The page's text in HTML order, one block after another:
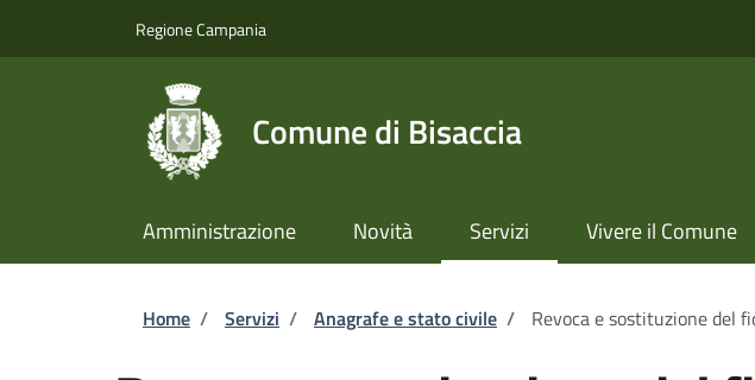
Regione Campania
Comune di Bisaccia
Amministrazione Novità Servizi Vivere il Comune
Briciole di pane
Home / Servizi / Anagrafe e stato civile / Revoca e sostituzione del